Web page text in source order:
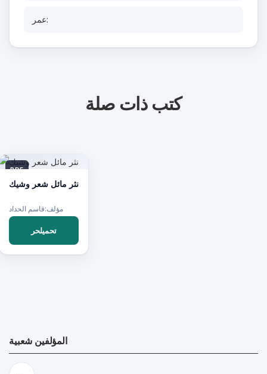
عمر:
كتب ذات صلة
PDF
نثر مائل شعر وشيك
مؤلف:قاسم الحداد
تحميلحر
المؤلفين شعبية